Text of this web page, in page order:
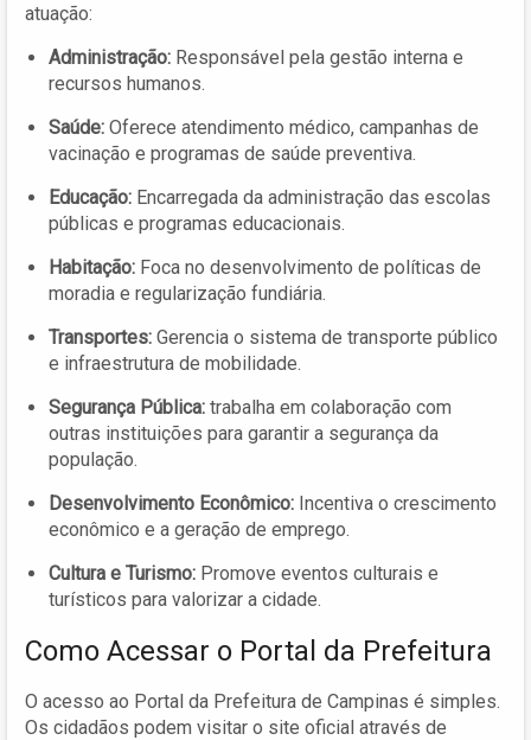
atuação:
Administração: Responsável pela gestão interna e
recursos humanos.
Saúde: Oferece atendimento médico, campanhas de
vacinação e programas de saúde preventiva.
Educação: Encarregada da administração das escolas
públicas e programas educacionais.
Habitação: Foca no desenvolvimento de políticas de
moradia e regularização fundiária.
Transportes: Gerencia o sistema de transporte público
e infraestrutura de mobilidade.
Segurança Pública: trabalha em colaboração com
outras instituições para garantir a segurança da
população.
Desenvolvimento Econômico: Incentiva o crescimento
econômico e a geração de emprego.
Cultura e Turismo: Promove eventos culturais e
turísticos para valorizar a cidade.
Como Acessar o Portal da Prefeitura
O acesso ao Portal da Prefeitura de Campinas é simples.
Os cidadãos podem visitar o site oficial através de